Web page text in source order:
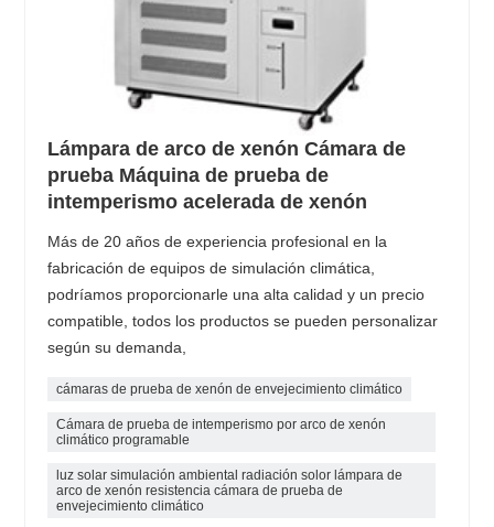
Lámpara de arco de xenón Cámara de
prueba Máquina de prueba de
intemperismo acelerada de xenón
Más de 20 años de experiencia profesional en la
fabricación de equipos de simulación climática,
podríamos proporcionarle una alta calidad y un precio
compatible, todos los productos se pueden personalizar
según su demanda,
cámaras de prueba de xenón de envejecimiento climático
Cámara de prueba de intemperismo por arco de xenón
climático programable
luz solar simulación ambiental radiación solor lámpara de
arco de xenón resistencia cámara de prueba de
envejecimiento climático